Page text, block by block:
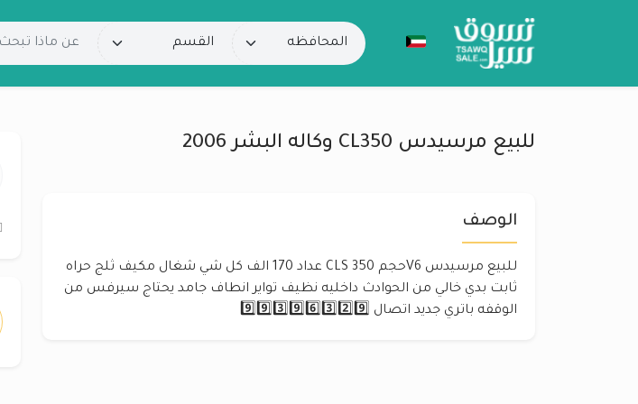
للبيع مرسيدس CL350 وكاله البشر 2006
الوصف
للبيع مرسيدس V6حجم 350 CLS عداد 170 الف كل شي شغال مكيف ثلج حراه
ثابت بدي خالي من الحوادث داخليه نظيف تواير انطاف جامد يحتاج سيرفس من
الوقفه باتري جديد اتصال 9️⃣9️⃣3️⃣9️⃣6️⃣3️⃣2️⃣9️⃣